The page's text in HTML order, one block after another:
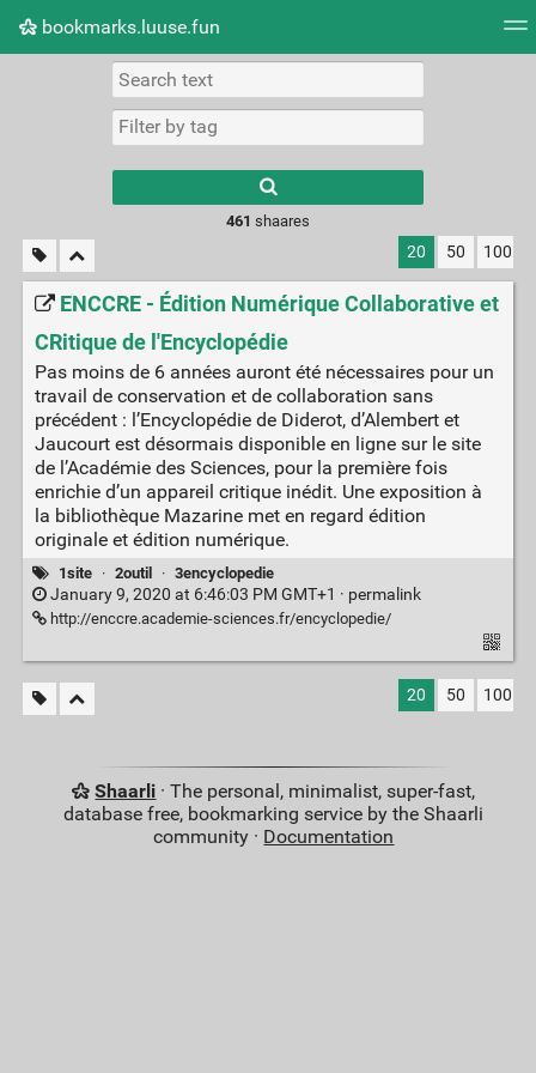
bookmarks.luuse.fun
Picture wall
results.
461 shaares
20 50 100
ENCCRE - Édition Numérique Collaborative et
CRitique de l'Encyclopédie
Pas moins de 6 années auront été nécessaires pour un
travail de conservation et de collaboration sans
précédent : l’Encyclopédie de Diderot, d’Alembert et
Jaucourt est désormais disponible en ligne sur le site
de l’Académie des Sciences, pour la première fois
enrichie d’un appareil critique inédit. Une exposition à
la bibliothèque Mazarine met en regard édition
originale et édition numérique.
1site · 2outil · 3encyclopedie
January 9, 2020 at 6:46:03 PM GMT+1 · permalink
http://enccre.academie-sciences.fr/encyclopedie/
20 50 100
Shaarli · The personal, minimalist, super-fast,
database free, bookmarking service by the Shaarli
community · Documentation